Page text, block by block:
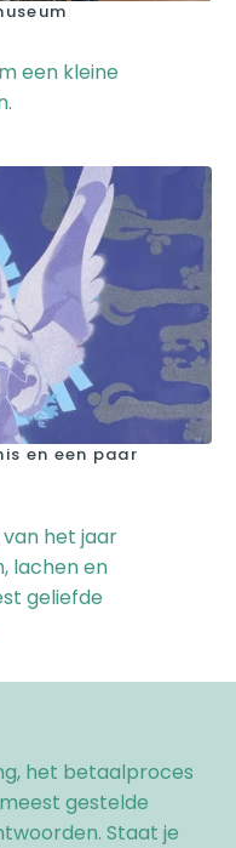
een kleine
en een paar
het jaar
lachen en
geliefde
het betaalproces
gestelde
Staat je